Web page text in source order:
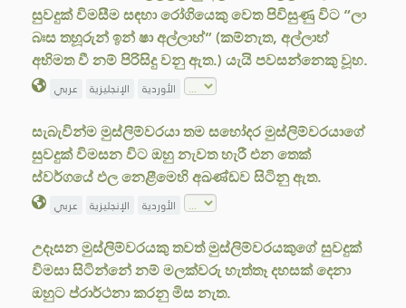
සුවදුක් විමසීම සඳහා රෝගියෙකු වෙත පිවිසුණු විට “ලා
බඃස තහූරුන් ඉන් ෂා අල්ලාහ්” (කම්නැත, අල්ලාහ්
අභිමත වී නම් පිරිසිදු වනු ඇත.) යැයි පවසන්නෙකු වූහ.
عربي الإنجليزية الأوردية
සැබැවින්ම මුස්ලිම්වරයා තම සහෝදර මුස්ලිම්වරයාගේ
සුවදුක් විමසන විට ඔහු නැවත හැරී එන තෙක්
ස්වර්ගයේ ඵල නෙළීමෙහි අඛණ්ඩව සිටිනු ඇත.
عربي الإنجليزية الأوردية
උදෑසන මුස්ලිම්වරයකු තවත් මුස්ලිම්වරයකුගේ සුවදුක්
විමසා සිටින්නේ නම් මලක්වරු හැත්තෑ දහසක් දෙනා
ඔහුට ප්රාර්ථනා කරනු මිස නැත.